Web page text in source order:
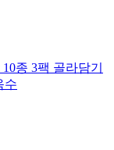
종 3팩 골라담기
수